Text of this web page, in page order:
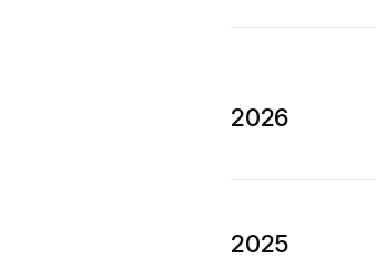
2026
2025